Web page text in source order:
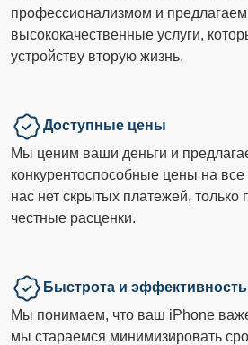
профессионализмом и предлагаем
высококачественные услуги,
устройству вторую жизнь.
Доступные цены
Мы ценим ваши деньги и
конкурентоспособные цены на
нас нет скрытых платежей, только
честные расценки.
Быстрота и эффективность
Мы понимаем, что ваш iPhone
мы стараемся минимизировать